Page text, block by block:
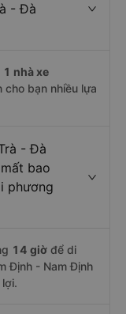
- Đà
1 nhà xe
bạn nhiều lựa
- Đà
bao
phương
14 giờ để di
Định - Nam Định